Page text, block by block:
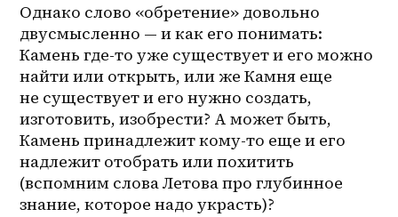
Однако слово «обретение» довольно
двусмысленно — и как его понимать:
Камень где-то уже существует и его можно
найти или открыть, или же Камня еще
не существует и его нужно создать,
изготовить, изобрести? А может быть,
Камень принадлежит кому-то еще и его
надлежит отобрать или похитить
(вспомним слова Летова про глубинное
знание, которое надо украсть)?